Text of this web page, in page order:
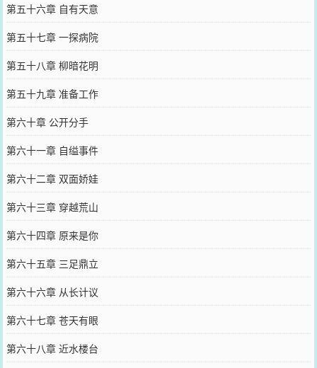
第五十六章 自有天意
第五十七章 一探病院
第五十八章 柳暗花明
第五十九章 准备工作
第六十章 公开分手
第六十一章 自缢事件
第六十二章 双面娇娃
第六十三章 穿越荒山
第六十四章 原来是你
第六十五章 三足鼎立
第六十六章 从长计议
第六十七章 苍天有眼
第六十八章 近水楼台